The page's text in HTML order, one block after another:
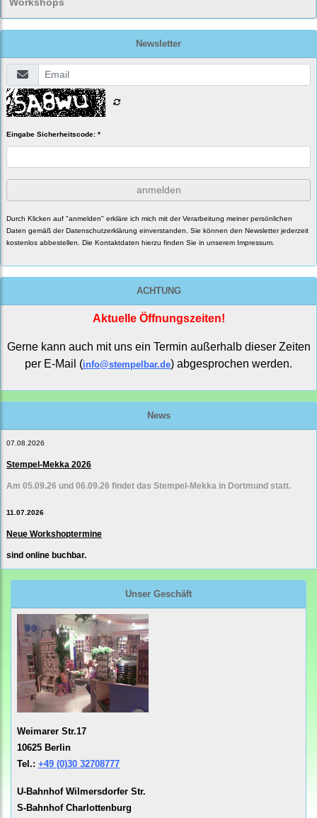
Newsletter
Eingabe Sicherheitscode: *
anmelden
Durch Klicken auf "anmelden" erkläre ich mich mit der Verarbeitung meiner persönlichen
Daten gemäß derDatenschutzerklärung einverstanden. Sie können den Newsletter jederzeit
kostenlos abbestellen. Die Kontaktdaten hierzu finden Sie in unserem Impressum.
ACHTUNG
Aktuelle Öffnungszeiten!
Gerne kann auch mit uns ein Termin außerhalb dieser Zeiten
per E-Mail (info@stempelbar.de) abgesprochen werden.
News
07.08.2026
Stempel-Mekka 2026
Am 05.09.26 und 06.09.26 findet das Stempel-Mekka in Dortmund statt.
11.07.2026
Neue Workshoptermine
sind online buchbar.
Unser Geschäft
Weimarer Str.17
10625 Berlin
Tel.: +49 (0)30 32708777
U-Bahnhof Wilmersdorfer Str.
S-Bahnhof Charlottenburg